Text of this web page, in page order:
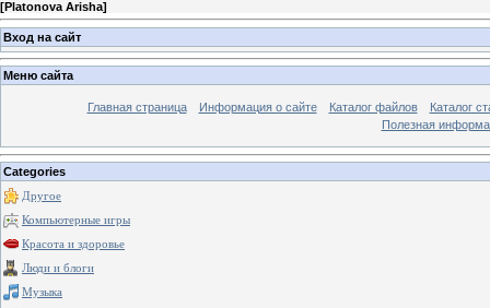
[Platonova Arisha]
Вход на сайт
Меню сайта
Главная страница Информация о сайте Каталог файлов
Каталог
Полезная
Categories
Другое
Компьютерные игры
Красота и здоровье
Люди и блоги
Музыка